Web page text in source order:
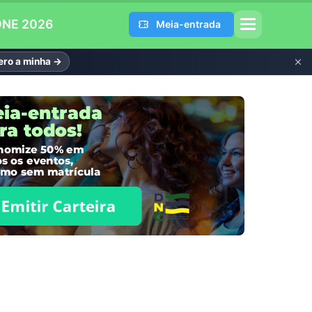
2026 Meia-entrada
a minha →